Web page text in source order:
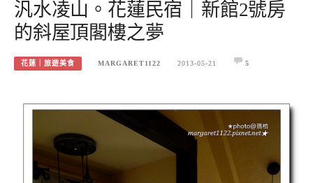
汎水凌山。花蓮民宿｜新館2號房
的斜屋頂閣樓之夢
花蓮｜旅遊美食 MARGARET1122 2013-05-21 5